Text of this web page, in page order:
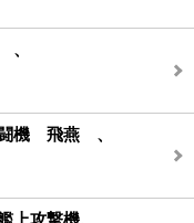
、
闘機 飛燕 、
上攻撃機、